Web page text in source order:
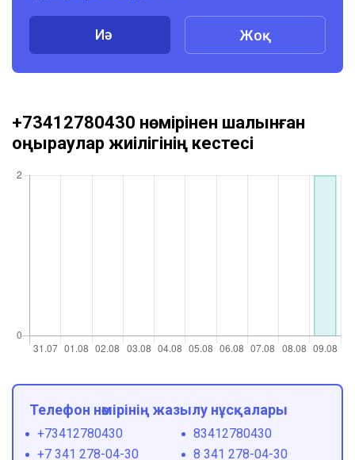
Иә Жоқ
+73412780430 нөмірінен шалынған
қоңыраулар жиілігінің кестесі
Телефон нөмірінің жазылу нұсқалары
+73412780430
83412780430
+7 341 278-04-30
8 341 278-04-30